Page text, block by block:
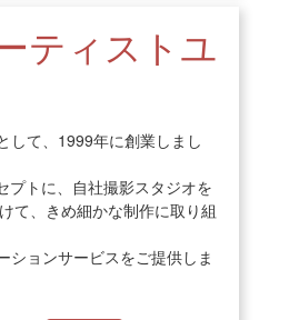
ティストユ
して、1999年に創業しまし
プトに、自社撮影スタジオを
て、きめ細かな制作に取り組
ションサービスをご提供しま